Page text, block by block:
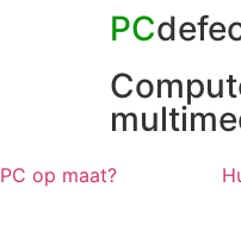
PC
PC op maat?